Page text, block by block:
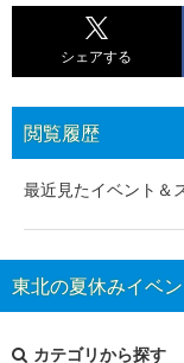
シェアする
閲覧履歴
最近見たイベント＆
東北の夏休みイベ
カテゴリから探す